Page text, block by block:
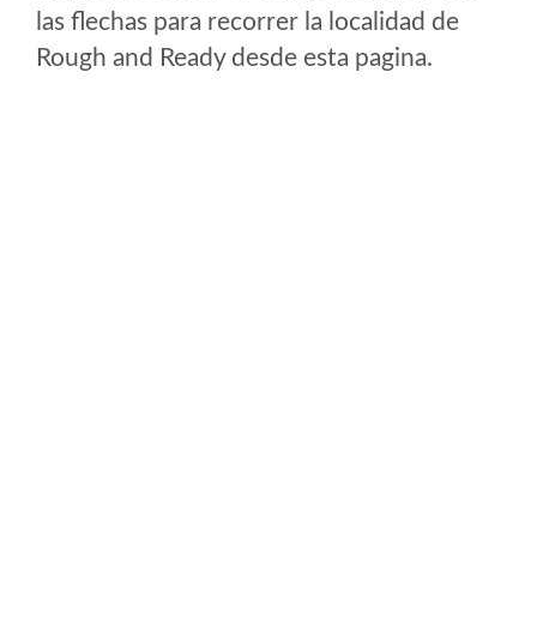
las flechas para recorrer la localidad de
Rough and Ready desde esta pagina.